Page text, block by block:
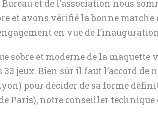
et de l’association nous
et avons vérifié la bonne marche
en vue de
sobre et moderne de la maquette
33 jeux. Bien sûr il faut l’accord
pour décider de sa forme
Paris), notre conseiller